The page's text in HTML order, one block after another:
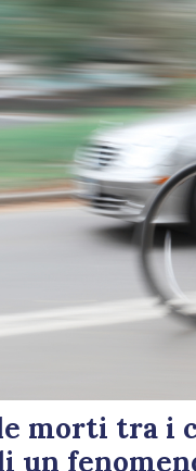
morti tra i
un